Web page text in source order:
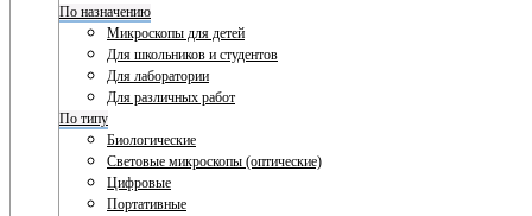
По назначению
Микроскопы для детей
Для школьников и студентов
Для лаборатории
Для различных работ
По типу
Биологические
Световые микроскопы (оптические)
Цифровые
Портативные